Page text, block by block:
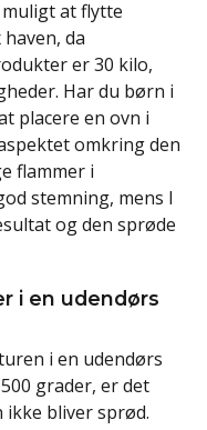
at flytte
da
er 30 kilo,
Har du børn i
placere en ovn i
omkring den
flammer i
stemning, mens I
og den sprøde
i en udendørs
i en udendørs
grader, er det
bliver sprød.